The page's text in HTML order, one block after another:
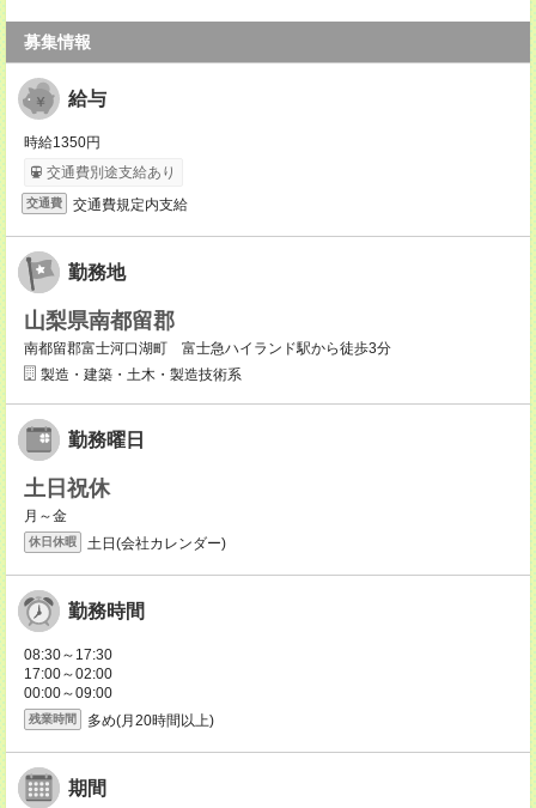
募集情報
給与
時給1350円
交通費別途支給あり
交通費 交通費規定内支給
勤務地
山梨県南都留郡
南都留郡富士河口湖町 富士急ハイランド駅から徒歩3分
製造・建築・土木・製造技術系
勤務曜日
土日祝休
月～金
休日休暇 土日(会社カレンダー)
勤務時間
08:30～17:30
17:00～02:00
00:00～09:00
残業時間 多め(月20時間以上)
期間